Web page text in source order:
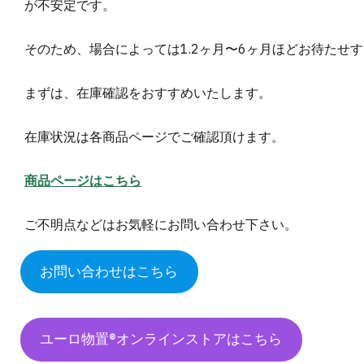
が不安定です。
そのため、場合によっては1.2ヶ月〜6ヶ月ほどお待たせす
まずは、在庫確認をおすすめいたします。
在庫状況は各商品ページでご確認頂けます。
商品ページはこちら
ご不明点などはお気軽にお問い合わせ下さい。
お問い合わせはこちら
ユーロ物置®︎オンラインストアはこちら